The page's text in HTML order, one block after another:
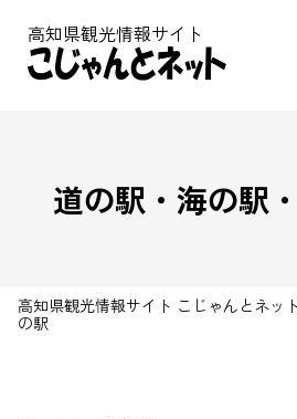
高知県観光情報サイト
道の駅・海の駅
高知県観光情報サイト こじゃんとネット
の駅